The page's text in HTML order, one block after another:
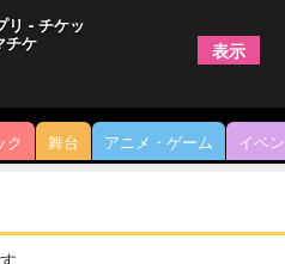
ク 舞台 アニメ・ゲーム イベ
リ - チケッ
チケ 表示